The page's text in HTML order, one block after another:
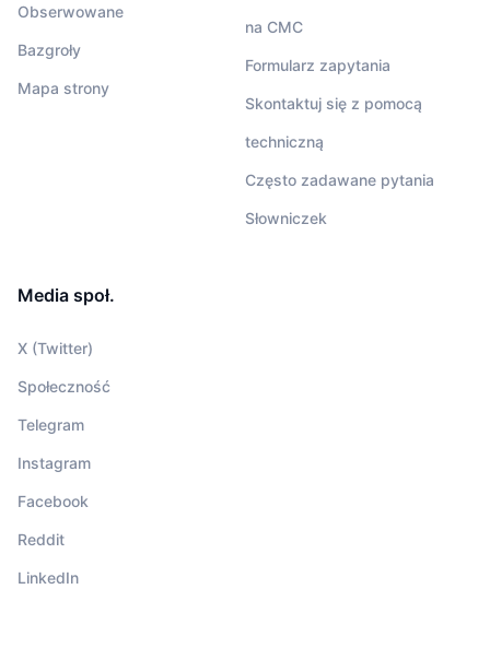
Obserwowane
Bazgroły
Mapa strony
na CMC
Formularz zapytania
Skontaktuj się z pomocą
techniczną
Często zadawane pytania
Słowniczek
Media społ.
X (Twitter)
Społeczność
Telegram
Instagram
Facebook
Reddit
LinkedIn